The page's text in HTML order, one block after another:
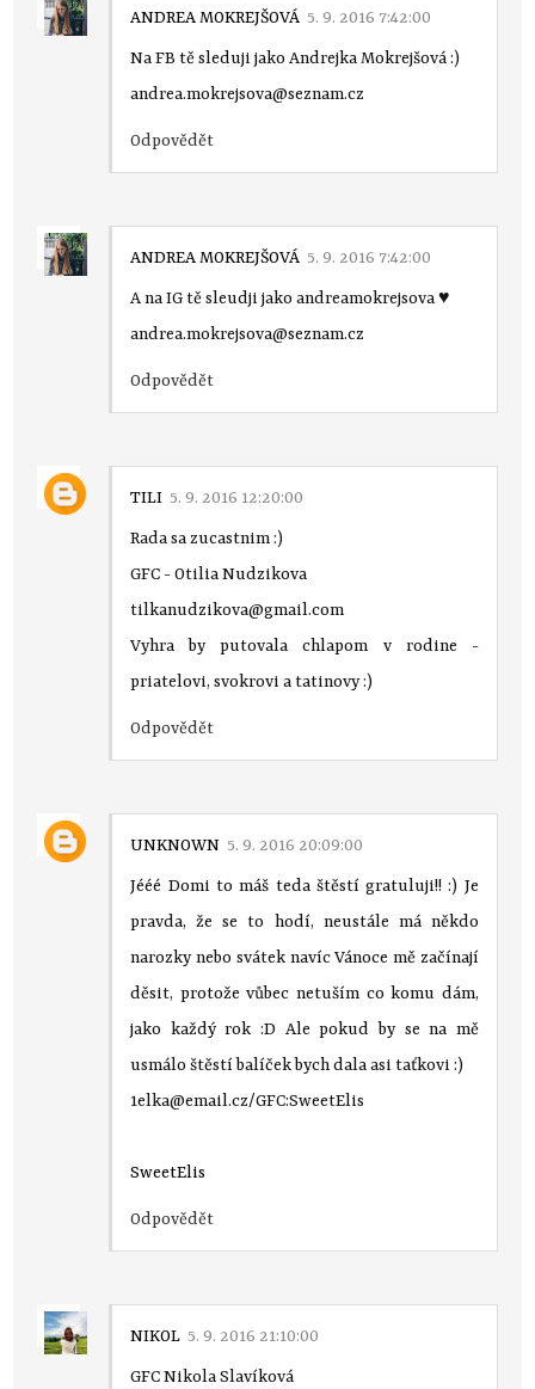
ANDREA MOKREJŠOVÁ 5. 9. 2016 7:42:00
Na FB tě sleduji jako Andrejka Mokrejšová :)
andrea.mokrejsova@seznam.cz
Odpovědět
ANDREA MOKREJŠOVÁ 5. 9. 2016 7:42:00
A na IG tě sleudji jako andreamokrejsova ♥
andrea.mokrejsova@seznam.cz
Odpovědět
TILI 5. 9. 2016 12:20:00
Rada sa zucastnim :)
GFC - Otilia Nudzikova
tilkanudzikova@gmail.com
Vyhra by putovala chlapom v rodine -
priatelovi, svokrovi a tatinovy :)
Odpovědět
UNKNOWN 5. 9. 2016 20:09:00
Jééé Domi to máš teda štěstí gratuluji!! :) Je
pravda, že se to hodí, neustále má někdo
narozky nebo svátek navíc Vánoce mě začínají
děsit, protože vůbec netuším co komu dám,
jako každý rok :D Ale pokud by se na mě
usmálo štěstí balíček bych dala asi taťkovi :)
1elka@email.cz/GFC:SweetElis
SweetElis
Odpovědět
NIKOL 5. 9. 2016 21:10:00
GFC Nikola Slavíková